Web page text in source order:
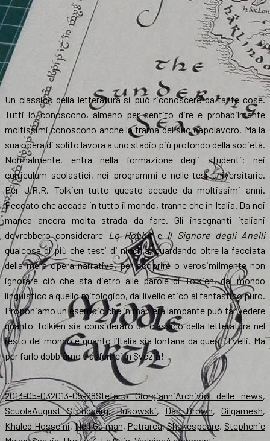
Un classico della letteratura si può riconoscere da tante cose.
Tutti lo conoscono, almeno per sentito dire e probabilmente
moltissimi conoscono anche la trama del suo capolavoro. Ma la
sua opera di solito lavora a uno stadio più profondo della società.
Normalmente, entra nella formazione degli studenti: nei
curriculum scolastici, nei programmi e nelle tesi universitarie.
Per J.R.R. Tolkien tutto questo accade da moltissimi anni.
Peccato che accada in tutto il mondo, tranne che in Italia. Da noi
manca ancora molta strada da fare. Gli insegnanti italiani
dovrebbero considerare Lo HobbiteIl Signore degli Anelli
qualcosa di più che testi di nicchia, guardando oltre la facciata
della mera opera narrativa, per scoprire o verosimilmente non
ignorare ciò che sta dietro alle parole di Tolkien, dal mondo
linguistico a quello mitologico, dal livello etico al fantastico puro.
Proponiamo un esempio che in maniera lampante può far vedere
quanto Tolkien sia considerato un classico della letteratura nel
resto del mondo e quanto l’Italia sia lontana da questi livelli. Ma
per farlo dobbiamo trasferirci in Svezia!
…
Scritto
il
2013-05-032013-05-28Autore
Stefano GiorgianniCategorie
Archivio delle news,
ScuolaTag
August Strindberg,Bukowski, Dan Brown,Gilgamesh,
Khaled Hosseini,Neil Gaiman, Petrarca,Shakespeare, Stephenie